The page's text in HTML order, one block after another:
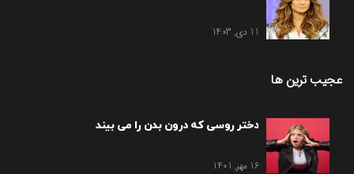
11 دی, 1403
عجیب ترین ها
دختر روسی که درون بدن را می بیند
16 مهر, 1401